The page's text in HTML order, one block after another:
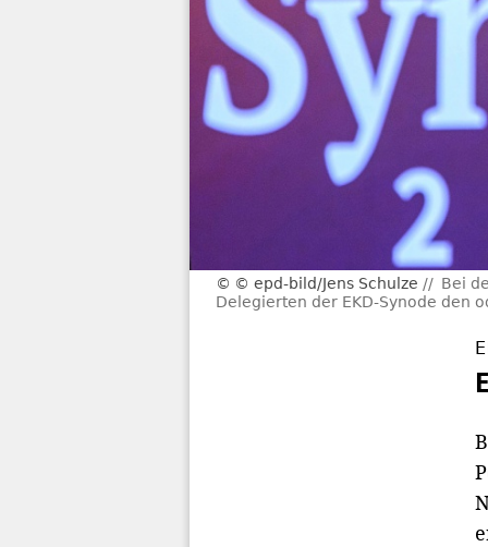
© epd-bild/Jens Schulze
Bei
Delegierten der EKD-Synode den